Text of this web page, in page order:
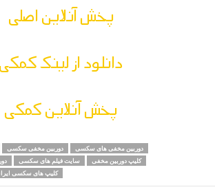
پخش آنلاین اصلی
دانلود از لینک کمکی
پخش آنلاین کمکی
دوربین مخفی سکسی
دوربین مخفی های سکسی
سایت فیلم های سکسی
کلیپ دوربین مخفی
کلیپ های سکسی